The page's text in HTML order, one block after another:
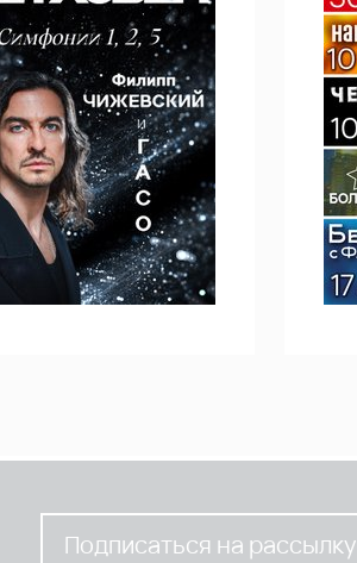
Подписаться на рассылку